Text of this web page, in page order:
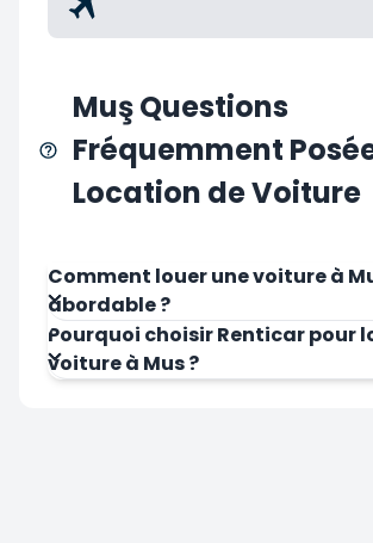
Muş Questions
Fréquemment
Location de Voiture
Comment louer une voiture à
abordable ?
Pourquoi choisir Renticar pour
voiture à Mus ?